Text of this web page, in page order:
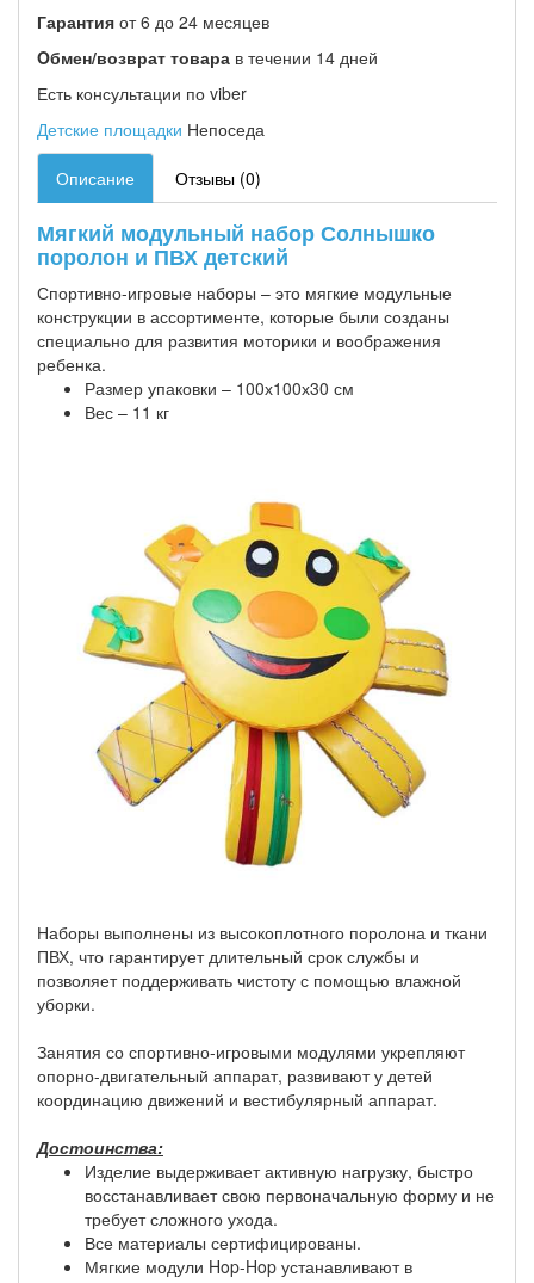
Гарантия от 6 до 24 месяцев
Oбмен/возврат товара в течении 14 дней
Есть консультации по viber
Детские площадки Непоседа
Описание Отзывы (0)
Мягкий модульный набор Солнышко
поролон и ПВХ детский
Спортивно-игровые наборы – это мягкие модульные
конструкции в ассортименте, которые были созданы
специально для развития моторики и воображения
ребенка.
Размер упаковки – 100х100х30 см
Вес – 11 кг
Наборы выполнены из высокоплотного поролона и ткани
ПВХ, что гарантирует длительный срок службы и
позволяет поддерживать чистоту с помощью влажной
уборки.
Занятия со спортивно-игровыми модулями укрепляют
опорно-двигательный аппарат, развивают у детей
координацию движений и вестибулярный аппарат.
Достоинства:
Изделие выдерживает активную нагрузку, быстро
восстанавливает свою первоначальную форму и не
требует сложного ухода.
Все материалы сертифицированы.
Мягкие модули Hop-Hop устанавливают в